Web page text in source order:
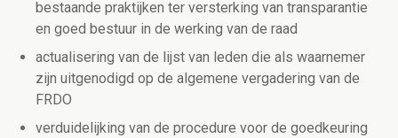
bestaande praktijken ter versterking van transparantie
en goed bestuur in de werking van de raad
actualisering van de lijst van leden die als waarnemer
zijn uitgenodigd op de algemene vergadering van de
FRDO
verduidelijking van de procedure voor de goedkeuring